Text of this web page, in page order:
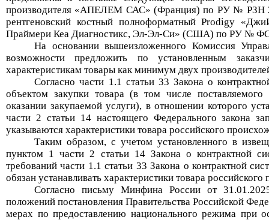
производителя «АПЕЛЕМ САС» (Франция) по РУ № РЗН
рентгеновский костный полноформатный Prodigy
Праймери Кеа Диагностикс, Эл-Эл-Си» (США) по РУ №
На основании вышеизложенного Комиссия
возможности предложить по установленным
характеристикам товары как минимум двух
Согласно части 1.1 статьи 33 Закона о
объектом закупки товара (в том числе
оказании закупаемой услуги), в отношении которого
части 2 статьи 14 настоящего Федерального закона
указываются характеристики товара российского
Таким образом, с учетом установленного в
пунктом 1 части 2 статьи 14Закона о контрактной
требованийчасти 1.1 статьи 33 Закона о контрактной
обязан устанавливать характеристики товара
Согласно письму Минфина России от
положений постановления Правительства Российской
мерах по предоставлению национального режима при